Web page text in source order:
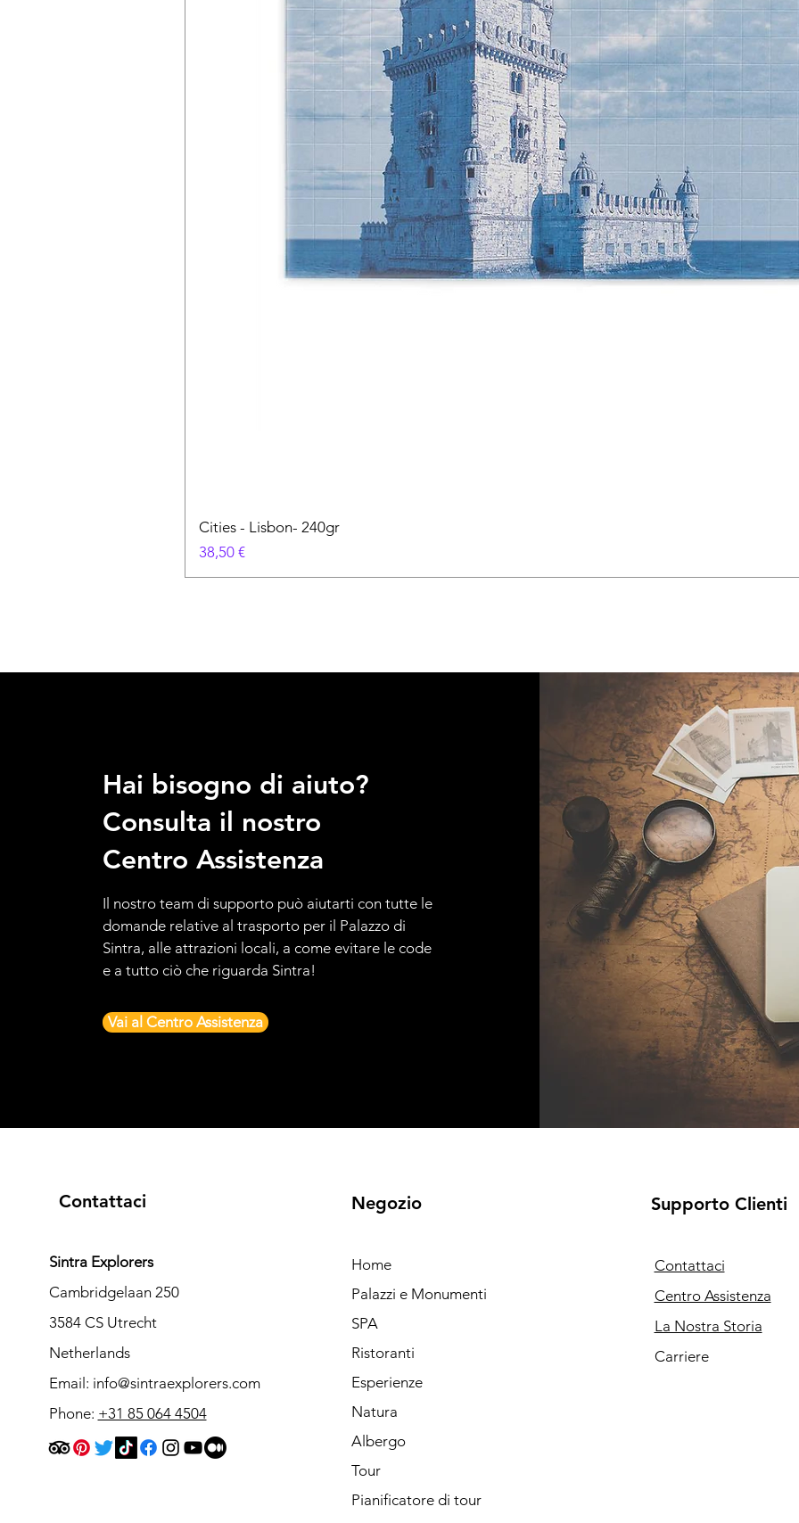
Cities - Lisbon- 240gr
Prezzo
38,50 €
Hai bisogno di aiuto?
Consulta il nostro
Centro Assistenza
Il nostro team di supporto può aiutarti con tutte le
domande relative al trasporto per il Palazzo di
Sintra, alle attrazioni locali, a come evitare le code
e a tutto ciò che riguarda Sintra!
Vai al Centro Assistenza
Contattaci
Sintra Explorers
Cambridgelaan 250
3584 CS Utrecht
Netherlands
Email: info@sintraexplorers.com
Phone: +31 85 064 4504
Negozio
Home
Palazzi e Monumenti
SPA
Ristoranti
Esperienze
Natura
Albergo
Tour
Pianificatore di tour
Supporto Clienti
Contattaci
Centro Assistenza
La Nostra Storia
Carriere